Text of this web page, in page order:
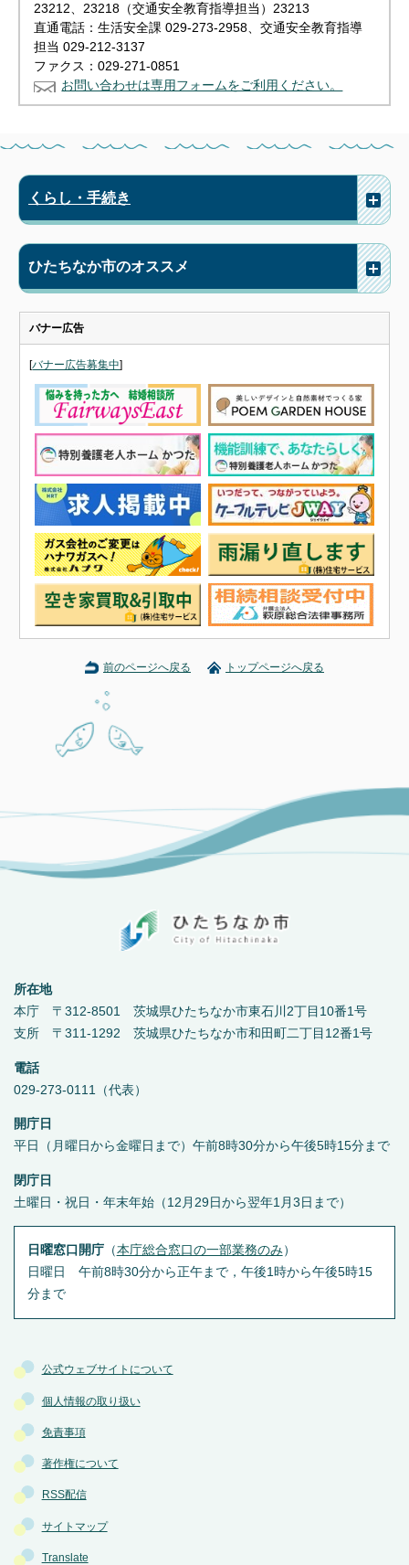
23212、23218（交通安全教育指導担当）23213
直通電話：生活安全課 029-273-2958、交通安全教育指導
担当 029-212-3137
ファクス：029-271-0851
お問い合わせは専用フォームをご利用ください。
くらし・手続き
ひたちなか市のオススメ
バナー広告
[バナー広告募集中]
前のページへ戻る トップページへ戻る
公式ウェブサイトについて
個人情報の取り扱い
免責事項
著作権について
RSS配信
サイトマップ
Translate
所在地
本庁 〒312-8501 茨城県ひたちなか市東石川2丁目10番1号
支所 〒311-1292 茨城県ひたちなか市和田町二丁目12番1号
電話
029-273-0111（代表）
開庁日
平日（月曜日から金曜日まで）午前8時30分から午後5時15分まで
閉庁日
土曜日・祝日・年末年始（12月29日から翌年1月3日まで）
日曜窓口開庁（本庁総合窓口の一部業務のみ ）
日曜日 午前8時30分から正午まで，午後1時から午後5時15
分まで